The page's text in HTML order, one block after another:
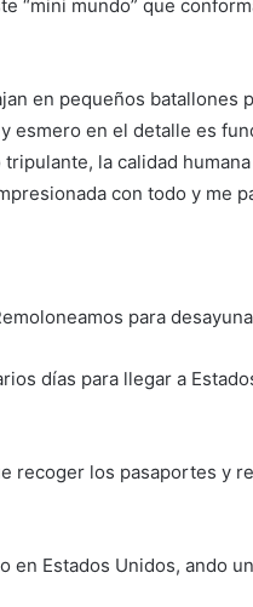
“mini mundo” que
en pequeños batallones
esmero en el detalle es
la calidad
con todo y me
para
días para llegar a
recoger los pasaportes y
en Estados Unidos, ando